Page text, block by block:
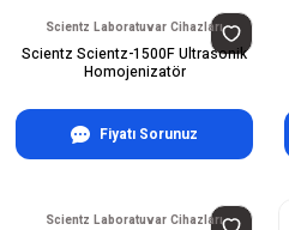
Scientz Laboratuvar Cihazları
Scientz Scientz-1500F Ultrasonik
Homojenizatör
Fiyatı Sorunuz
Scientz Laboratuvar Cihazları